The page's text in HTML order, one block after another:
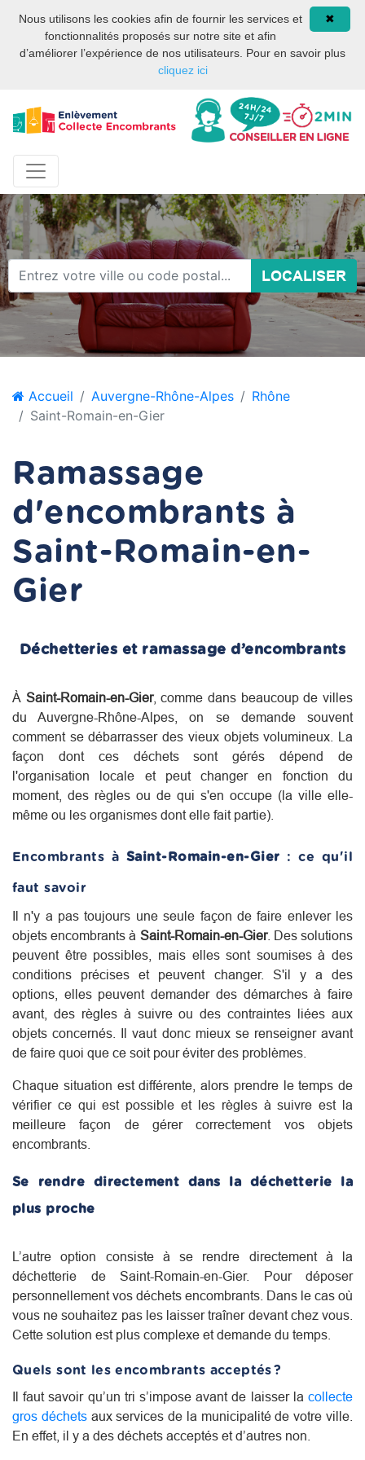
Site internet privé et
indépendant des services
publics ou des services de
la mairie de Paris.
08 93 02 00 17
LOCALISER
Accueil Auvergne-Rhône-Alpes
Rhône
Saint-Romain-en-Gier
Ramassage
d'encombrants à
Saint-Romain-en-
Gier
Déchetteries et ramassage d’encombrants
À Saint-Romain-en-Gier, comme dans beaucoup de villes
duAuvergne-Rhône-Alpes , on se demande souvent
comment se débarrasser des vieux objets volumineux. La
façon dont ces déchets sont gérés dépend de
l'organisation locale et peut changer en fonction du
moment, des règles ou de qui s'en occupe (la ville elle-
même ou les organismes dont elle fait partie).
Encombrants à Saint-Romain-en-Gier : ce qu'il
faut savoir
Il n'y a pas toujours une seule façon de faire enlever les
objets encombrants à Saint-Romain-en-Gier. Des solutions
peuvent être possibles, mais elles sont soumises à des
conditions précises et peuvent changer. S'il y a des
options, elles peuvent demander des démarches à faire
avant, des règles à suivre ou des contraintes liées aux
objets concernés. Il vaut donc mieux se renseigner avant
de faire quoi que ce soit pour éviter des problèmes.
Chaque situation est différente, alors prendre le temps de
vérifier ce qui est possible et les règles à suivre est la
meilleure façon de gérer correctement vos objets
encombrants.
Se rendre directement dans la déchetterie la
plus proche
L’autre option consiste à se rendre directement à la
déchetterie de Saint-Romain-en-Gier. Pour déposer
personnellement vos déchets encombrants. Dans le cas où
vous ne souhaitez pas les laisser traîner devant chez vous.
Cette solution est plus complexe et demande du temps.
Quels sont les encombrants acceptés ?
Il faut savoir qu’un tri s’impose avant de laisser la collecte
gros déchetsaux services de la municipalité de votre ville.
En effet, il y a des déchets acceptés et d’autres non.
✖
Nous utilisons les cookies afin de fournir les services et
fonctionnalités proposés sur notre site et afin
d’améliorer l’expérience de nos utilisateurs. Pour en savoir plus
cliquez ici